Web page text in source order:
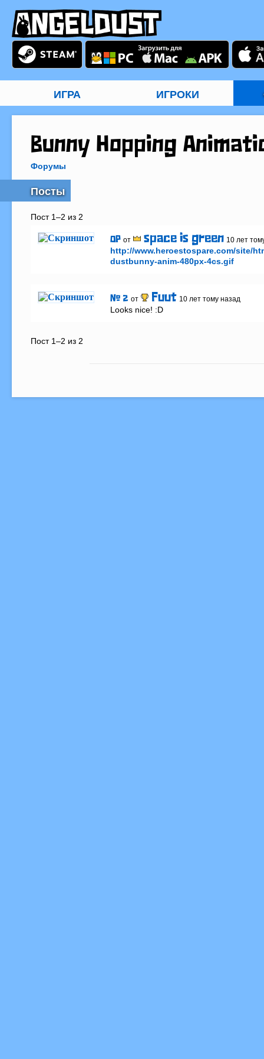
ИГРА ИГРОКИ
Bunny Hopping
Форумы
Посты
Пост 1–2 из 2
OP от space is green 10 лет
http://www.heroestospare.com/site/
dustbunny-anim-480px-4cs.gif
# 2 от Fuut 10 лет тому назад
Looks nice! :D
Пост 1–2 из 2